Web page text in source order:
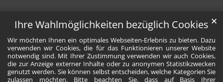
Ihre Wahlmöglichkeiten bezüglich Cookies
Wir möchten Ihnen ein optimales Webseiten-Erlebnis zu bieten. Dazu
verwenden wir Cookies, die für das Funktionieren unserer Website
notwendig sind. Mit Ihrer Zustimmung verwenden wir auch Cookies,
die zur Anzeige externer Inhalte oder zu anonymen Statistikzwecken
genutzt werden. Sie können selbst entscheiden, welche Kategorien Sie
zulassen möchten. Bitte beachten Sie, dass auf Basis Ihrer
✕